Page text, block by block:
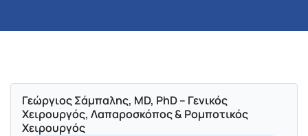
Γεώργιος Σάμπαλης, MD, PhD – Γενικός
Χειρουργός, Λαπαροσκόπος & Ρομποτικός
Χειρουργός